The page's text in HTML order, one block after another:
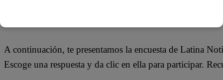
A continuación, te presentamos la encuesta de Latina
Escoge una respuesta y da clic en ella para participar.